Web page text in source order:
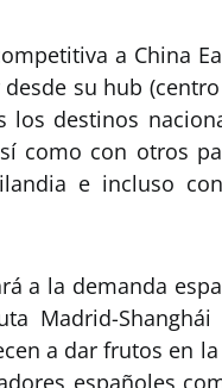
a China
su hub
los destinos
como con otros
e incluso
a la demanda
Madrid-
a dar frutos en
españoles